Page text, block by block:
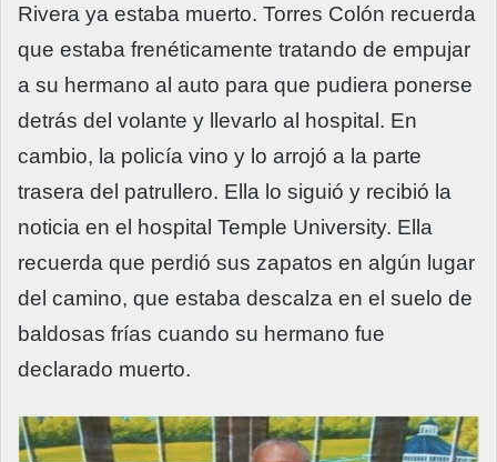
Rivera ya estaba muerto. Torres Colón recuerda
que estaba frenéticamente tratando de empujar
a su hermano al auto para que pudiera ponerse
detrás del volante y llevarlo al hospital. En
cambio, la policía vino y lo arrojó a la parte
trasera del patrullero. Ella lo siguió y recibió la
noticia en el hospital Temple University. Ella
recuerda que perdió sus zapatos en algún lugar
del camino, que estaba descalza en el suelo de
baldosas frías cuando su hermano fue
declarado muerto.